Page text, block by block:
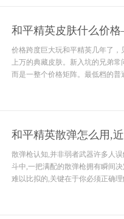
和平精英皮肤什么价
价格跨度巨大玩和平精英几年了
上万的典藏皮肤。新入坑的兄弟
而是一整个价格矩阵。最低档的
和平精英散弹怎么用,
散弹枪认知,并非弱者武器许多人
斗中,一把满配的散弹枪拥有瞬间
难以比拟的,关键在于你必须正确